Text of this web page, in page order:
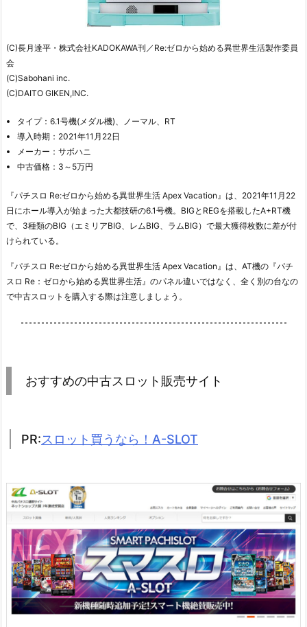
(C)長月達平・株式会社KADOKAWA刊／Re:ゼロから始める異世界生活製作委員
会
(C)Sabohani inc.
(C)DAITO GIKEN,INC.
タイプ：6.1号機(メダル機)、ノーマル、RT
導入時期：2021年11月22日
メーカー：サボハニ
中古価格：3～5万円
『パチスロ Re:ゼロから始める異世界生活 Apex Vacation』は、2021年11月22
日にホール導入が始まった大都技研の6.1号機。BIGとREGを搭載したA+RT機
で、3種類のBIG（エミリアBIG、レムBIG、ラムBIG）で最大獲得枚数に差が付
けられている。
『パチスロ Re:ゼロから始める異世界生活 Apex Vacation』は、AT機の『パチ
スロ Re：ゼロから始める異世界生活』のパネル違いではなく、全く別の台なの
で中古スロットを購入する際は注意しましょう。
おすすめの中古スロット販売サイト
PR:スロット買うなら！A-SLOT